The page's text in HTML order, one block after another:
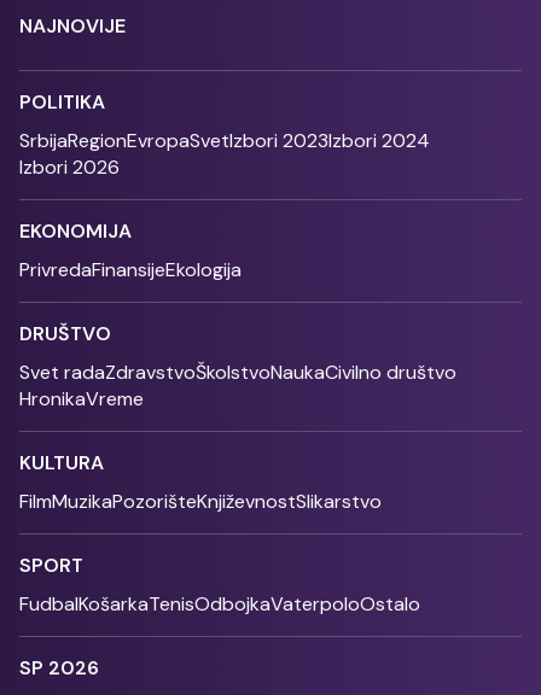
NAJNOVIJE
POLITIKA
SrbijaRegionEvropaSvetIzbori 2023Izbori 2024
Izbori 2026
EKONOMIJA
PrivredaFinansijeEkologija
DRUŠTVO
Svet radaZdravstvoŠkolstvoNaukaCivilno društvo
HronikaVreme
KULTURA
FilmMuzikaPozorišteKnjiževnostSlikarstvo
SPORT
FudbalKošarkaTenisOdbojkaVaterpoloOstalo
SP 2026